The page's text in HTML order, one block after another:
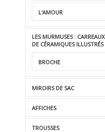
L'AMOUR
LES MURMUSES : CARREAUX
DE CÉRAMIQUES ILLUSTRÉS
BROCHE
MIROIRS DE SAC
AFFICHES
TROUSSES